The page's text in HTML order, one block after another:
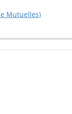
Mutuelles)